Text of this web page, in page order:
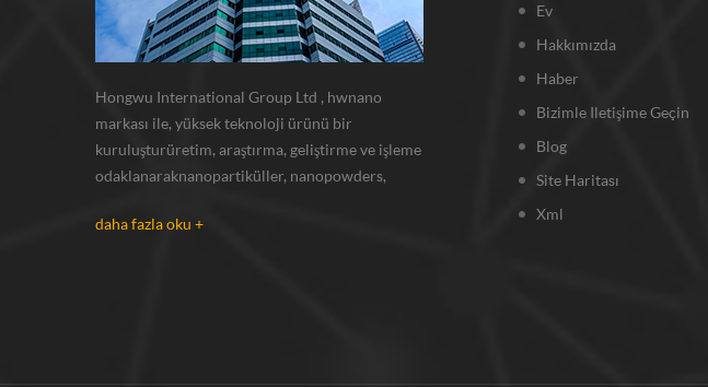
Ev
Hakkımızda
Haber
Bizimle Iletişime Geçin
Blog
Site Haritası
Xml
Hongwu International Group Ltd , hwnano
markası ile, yüksek teknoloji ürünü bir
kuruluşturüretim, araştırma, geliştirme ve işleme
odaklanaraknanopartiküller, nanopowders,
olarak tedarik xuzhou, jiangsu bulunan üretim
daha fazla oku +